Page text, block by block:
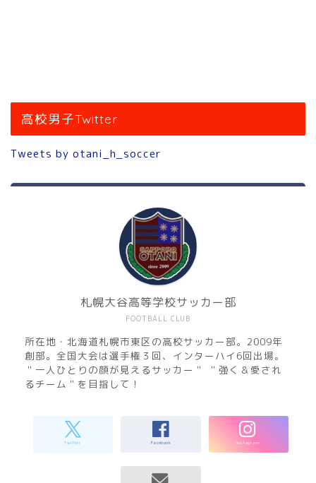
高校男子Twitter
Tweets by otani_h_soccer
FOOTBALL CLUB
札幌大谷高等学校サッカー部
所在地・北海道札幌市東区の高校サッカー部。2009年
創部。全国大会は選手権３回、インターハイ6回出場。
＂一人ひとりの顔が見えるサッカー＂ ＂強く＆愛され
るチーム＂を目指して！